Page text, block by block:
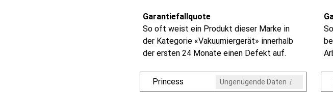
Garantiefallquote
So oft weist ein Produkt dieser Marke in
der Kategorie «Vakuumiergerät» innerhalb
der ersten 24 Monate einen Defekt auf.
Princess Ungenügende Daten i